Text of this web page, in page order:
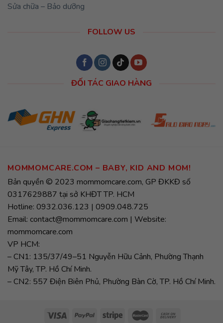
Sửa chữa – Bảo dưỡng
FOLLOW US
ĐỐI TÁC GIAO HÀNG
MOMMOMCARE.COM – BABY, KID AND MOM!
Bản quyền © 2023 mommomcare.com, GP ĐKKĐ số
0317629887 tại sở KHĐT TP. HCM
Hotline: 0932.036.123 | 0909.048.725
Email: contact@mommomcare.com | Website:
mommomcare.com
VP HCM:
– CN1: 135/37/49–51 Nguyễn Hữu Cảnh, Phường Thạnh
Mỹ Tây, TP. Hồ Chí Minh.
– CN2: 557 Điện Biên Phủ, Phường Bàn Cờ, TP. Hồ Chí Minh.